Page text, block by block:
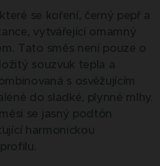
se koření, černý pepř a
vytvářející omamný
Tato směs není pouze o
souzvuk tepla a
s osvěžujícím
do sladké, plynné mlhy.
se jasný podtón
harmonickou